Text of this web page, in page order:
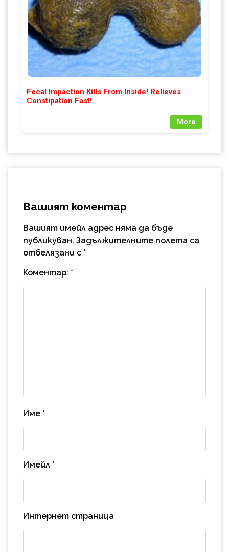
Fecal Impaction Kills From Inside! Relieves
Constipation Fast!
More
Вашият коментар
Вашият имейл адрес няма да бъде
публикуван. Задължителните полета са
отбелязани с *
Коментар: *
Име *
Имейл *
Интернет страница